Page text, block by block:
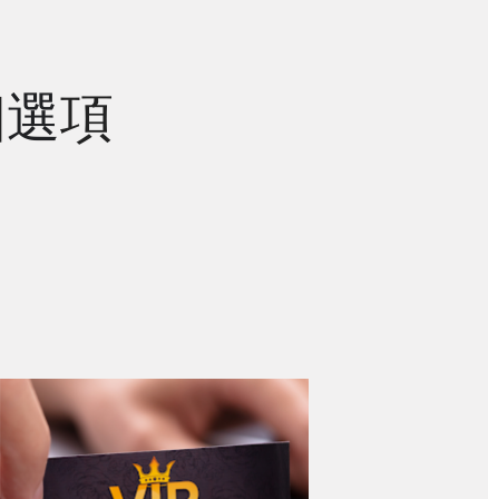
選項